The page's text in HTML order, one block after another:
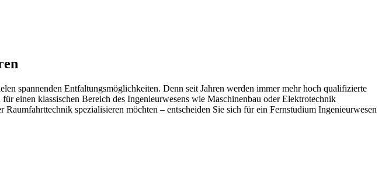
spannenden Entfaltungsmöglichkeiten. Denn seit Jahren werden immer mehr hoch qualifizierte
einen klassischen Bereich des Ingenieurwesens wie Maschinenbau oder Elektrotechnik
spezialisieren möchten – entscheiden Sie sich für ein Fernstudium Ingenieurwesen